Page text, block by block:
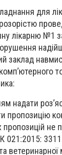
для
лікарню №1
заклад
надати
пропозицію
не